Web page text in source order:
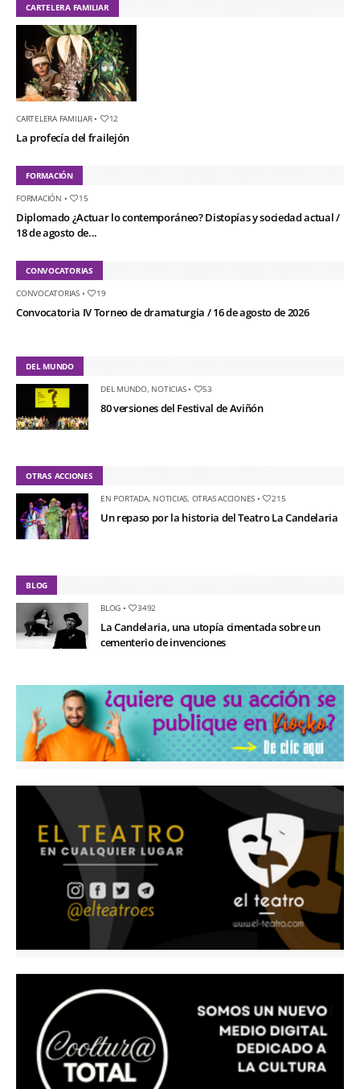
CARTELERA FAMILIAR
CARTELERA FAMILIAR• 12
La profecía del frailejón
FORMACIÓN
FORMACIÓN • 15
Diplomado ¿Actuar lo contemporáneo? Distopías y sociedad actual /
18 de agosto de...
CONVOCATORIAS
CONVOCATORIAS• 19
Convocatoria IV Torneo de dramaturgia / 16 de agosto de 2026
DEL MUNDO
DEL MUNDO, NOTICIAS• 53
80 versiones del Festival de Aviñón
OTRAS ACCIONES
EN PORTADA, NOTICIAS OTRAS ACCIONES • 215
Un repaso por la historia del Teatro La Candelaria
BLOG
BLOG • 3492
La Candelaria, una utopía cimentada sobre un
cementerio de invenciones